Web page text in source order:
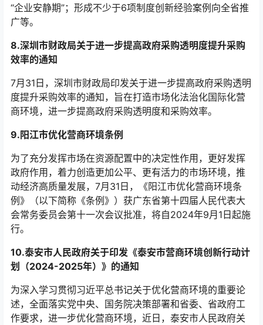
“企业安静期”；形成不少于6项制度创新经验案例向全省推
广等。
8.深圳市财政局关于进一步提高政府采购透明度提升采购
效率的通知
7月31日，深圳市财政局印发关于进一步提高政府采购透明
度提升采购效率的通知，旨在打造市场化法治化国际化营
商环境，进一步提高政府采购透明度和采购效率。
9.阳江市优化营商环境条例
为了充分发挥市场在资源配置中的决定性作用，更好发挥
政府作用，着力创造更加公平、更有活力的市场环境，推
动经济高质量发展，7月31日，《阳江市优化营商环境条
例》（以下简称《条例》）获广东省第十四届人民代表大
会常务委员会第十一次会议批准，将自2024年9月1日起施
行。
10.泰安市人民政府关于印发《泰安市营商环境创新行动计
划（2024-2025年）》的通知
为深入学习贯彻习近平总书记关于优化营商环境的重要论
述，全面落实党中央、国务院决策部署和省委、省政府工
作要求，进一步优化营商环境，近日，泰安市人民政府关